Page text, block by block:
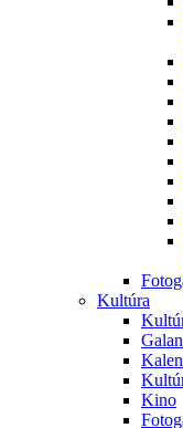
Kultúra
Kino